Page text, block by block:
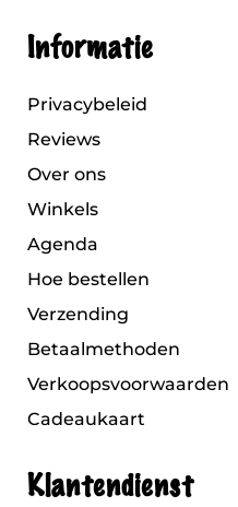
Informatie
Privacybeleid
Reviews
Over ons
Winkels
Agenda
Hoe bestellen
Verzending
Betaalmethoden
Verkoopsvoorwaarden
Cadeaukaart
Klantendienst